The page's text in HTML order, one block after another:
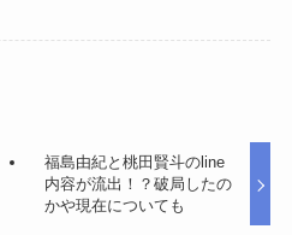
福島由紀と桃田賢斗のline
内容が流出！？破局したの
かや現在についても